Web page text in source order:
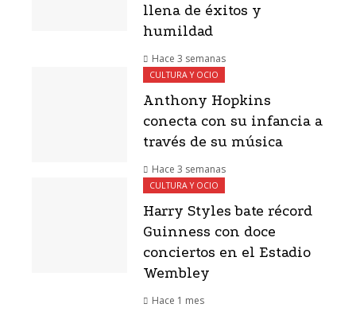
llena de éxitos y
humildad
Hace 3 semanas
CULTURA Y OCIO
Anthony Hopkins
conecta con su infancia a
través de su música
Hace 3 semanas
CULTURA Y OCIO
Harry Styles bate récord
Guinness con doce
conciertos en el Estadio
Wembley
Hace 1 mes